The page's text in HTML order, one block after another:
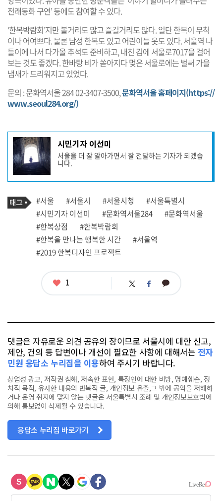
전래동화 구연’ 등에도 참여할 수 있다.
‘한복박람회’지만 볼거리도 많고 즐길거리도 많다. 일단 한복이 무척
이나 어여쁘다. 물론 남성 한복도 있고 어린이들 옷도 있다. 서울역 나
들이에 나서 다가올 추석도 준비하고, 내친 김에 서울로7017을 걸어
보는 것도 좋겠다. 한바탕 비가 쏟아지다 멎은 서울로에는 벌써 가을
냄새가 드리워지고 있었다.
문의 : 문화역서울 284 02-3407-3500,문화역서울 홈페이지(https://
www.seoul284.org/)
기
사
작
성
자
프
필
시민기자 이선미
서울을 더 잘 알아가면서 잘 전달하는 기자가 되겠습
니다.
기
사
관
련
태
그
태
그
#서울 #서울시 #서울시청
#서울특별시
#시민기자 이선미
#문화역서울284
#문화역서울
#한복상점
#한복박람회
#한복을 만나는 행복한 시간
#서울역
#2019 한복디자인 프로젝트
좋1 트 페 카
댓글은 자유로운 의견 공유의 장이므로 서울시에 대한 신고,
제안, 건의 등 답변이나 개선이 필요한 사항에 대해서는 전자
민원 응답소 누리집을 이용하여 주시기 바랍니다.
상업성 광고, 저작권 침해, 저속한 표현, 특정인에 대한 비방, 명예훼손, 정
치적 목적, 유사한 내용의 반복적 글, 개인정보 유출,그 밖에 공익을 저해하
거나 운영 취지에 맞지 않는 댓글은 서울특별시 조례 및 개인정보보호법에
의해 통보없이 삭제될 수 있습니다.
응답소 누리집 바로가기